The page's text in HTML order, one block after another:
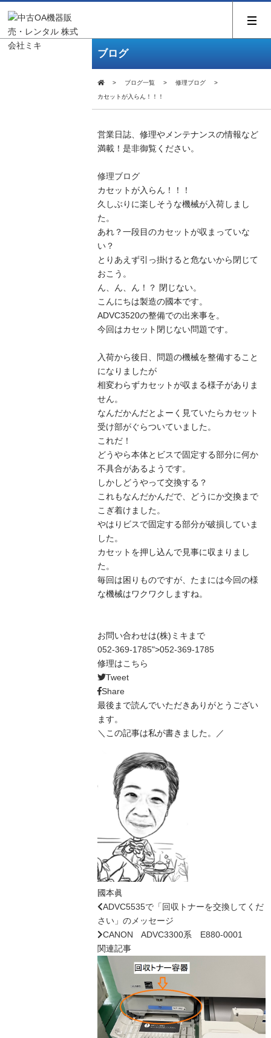
ブログ
ブログ一覧 修理ブログ
カセットが入らん！！！
営業日誌、修理やメンテナンスの情報など
満載！是非御覧ください。
修理ブログ
カセットが入らん！！！
久しぶりに楽しそうな機械が入荷しまし
た。
あれ？一段目のカセットが収まっていな
い？
とりあえず引っ掛けると危ないから閉じて
おこう。
ん、ん、ん！？ 閉じない。
こんにちは製造の國本です。
ADVC3520の整備での出来事を。
今回はカセット閉じない問題です。
入荷から後日、問題の機械を整備すること
になりましたが
相変わらずカセットが収まる様子がありま
せん。
なんだかんだとよーく見ていたらカセット
受け部がぐらついていました。
これだ！
どうやら本体とビスで固定する部分に何か
不具合があるようです。
しかしどうやって交換する？
これもなんだかんだで、どうにか交換まで
こぎ着けました。
やはりビスで固定する部分が破損していま
した。
カセットを押し込んで見事に収まりまし
た。
毎回は困りものですが、たまには今回の様
な機械はワクワクしますね。
お問い合わせは(株)ミキまで
052-369-1785">052-369-1785
修理はこちら
Tweet
Share
最後まで読んでいただきありがとうござい
ます。
＼この記事は私が書きました。／
國本眞
ADVC5535で「回収トナーを交換してくだ
さい」のメッセージ
CANON ADVC3300系 E880-0001
関連記事